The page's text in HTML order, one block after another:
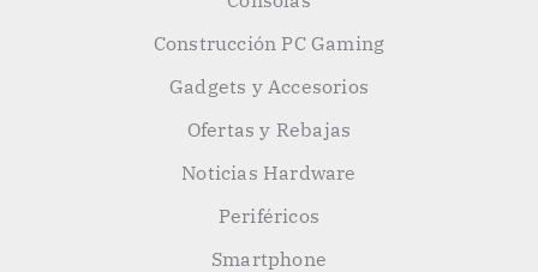
Construcción PC Gaming
Gadgets y Accesorios
Ofertas y Rebajas
Noticias Hardware
Periféricos
Smartphone